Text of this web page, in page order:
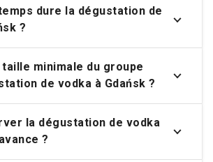
dure la dégustation de
?
minimale du groupe
de vodka à Gdańsk ?
la dégustation de vodka
?